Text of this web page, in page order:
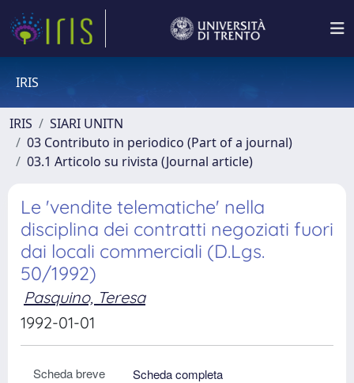
IRIS
IRIS
SIARI UNITN
03 Contributo in periodico (Part of a journal)
03.1 Articolo su rivista (Journal article)
Le 'vendite telematiche' nella
disciplina dei contratti negoziati fuori
dai locali commerciali (D.Lgs.
50/1992)
Pasquino, Teresa
1992-01-01
Scheda breve
Scheda completa